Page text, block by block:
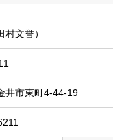
村文誉）
井市東町4-44-19